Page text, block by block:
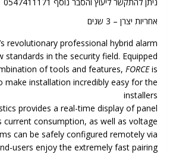
אחריות יצרן – 3 שנים
’s revolutionary professional hybrid alarm
standards in the security field. Equipped
of tools and features, FORCEis
make installation incredibly easy for the
installers
provides a real-time display of panel
current consumption, as well as voltage
can be safely configured remotely via
users enjoy the extremely fast pairing